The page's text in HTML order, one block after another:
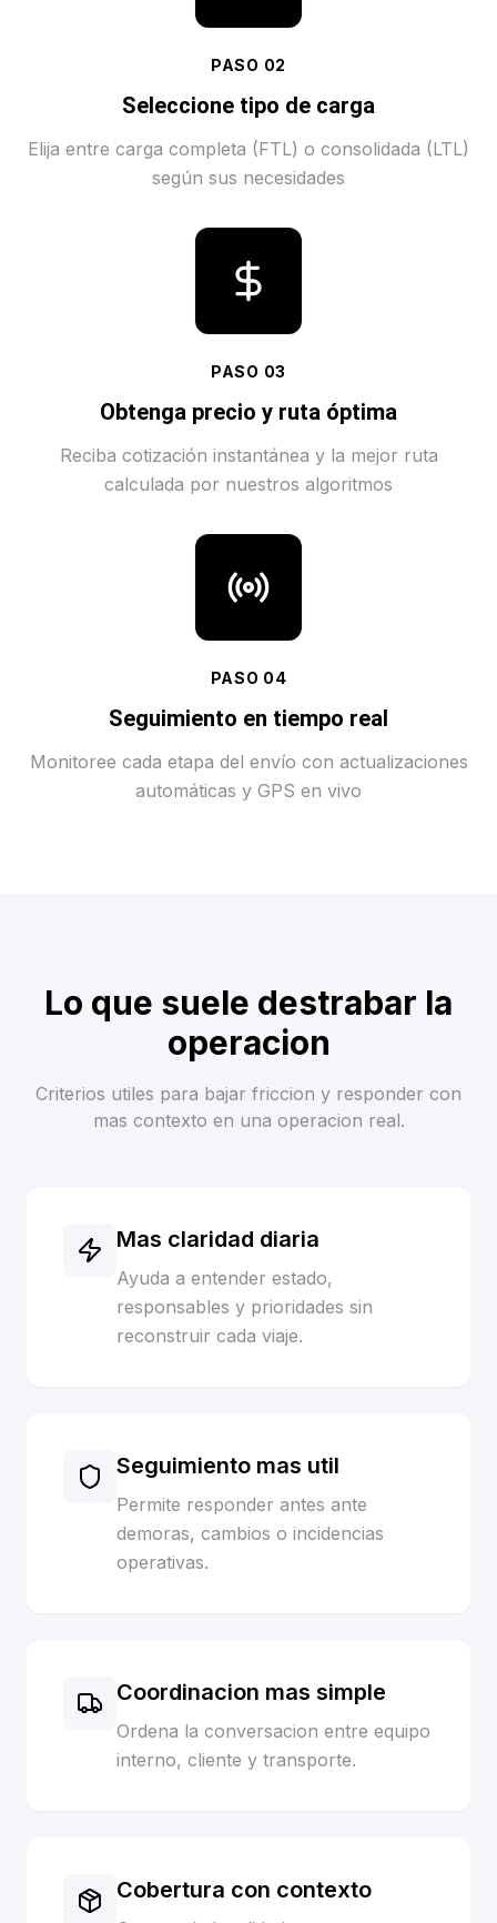
PASO 02
Seleccione tipo de carga
Elija entre carga completa (FTL) o consolidada (LTL)
según sus necesidades
PASO 03
Obtenga precio y ruta óptima
Reciba cotización instantánea y la mejor ruta
calculada por nuestros algoritmos
PASO 04
Seguimiento en tiempo real
Monitoree cada etapa del envío con actualizaciones
automáticas y GPS en vivo
Lo que suele destrabar la
operacion
Criterios utiles para bajar friccion y responder con
mas contexto en una operacion real.
Mas claridad diaria
Ayuda a entender estado,
responsables y prioridades sin
reconstruir cada viaje.
Seguimiento mas util
Permite responder antes ante
demoras, cambios o incidencias
operativas.
Coordinacion mas simple
Ordena la conversacion entre equipo
interno, cliente y transporte.
Cobertura con contexto